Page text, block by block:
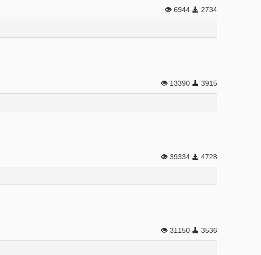
6944 2734
13390 3915
39334 4728
31150 3536